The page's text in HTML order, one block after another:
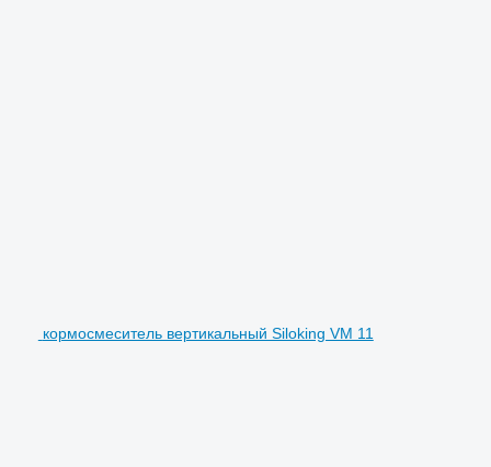
кормосмеситель вертикальный Siloking VM 11